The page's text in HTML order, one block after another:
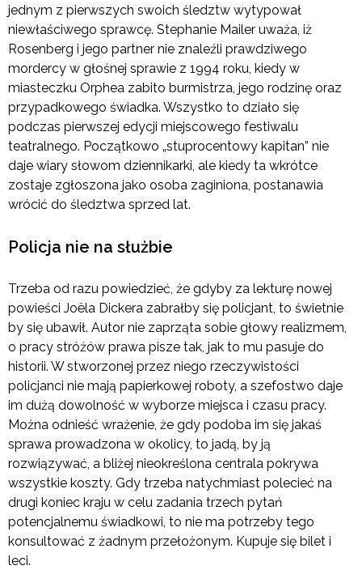
jednym z pierwszych swoich śledztw wytypował
niewłaściwego sprawcę. Stephanie Mailer uważa, iż
Rosenberg i jego partner nie znaleźli prawdziwego
mordercy w głośnej sprawie z 1994 roku, kiedy w
miasteczku Orphea zabito burmistrza, jego rodzinę oraz
przypadkowego świadka. Wszystko to działo się
podczas pierwszej edycji miejscowego festiwalu
teatralnego. Początkowo „stuprocentowy kapitan” nie
daje wiary słowom dziennikarki, ale kiedy ta wkrótce
zostaje zgłoszona jako osoba zaginiona, postanawia
wrócić do śledztwa sprzed lat.
Policja nie na służbie
Trzeba od razu powiedzieć, że gdyby za lekturę nowej
powieści Joëla Dickera zabrałby się policjant, to świetnie
by się ubawił. Autor nie zaprząta sobie głowy realizmem,
o pracy stróżów prawa pisze tak, jak to mu pasuje do
historii. W stworzonej przez niego rzeczywistości
policjanci nie mają papierkowej roboty, a szefostwo daje
im dużą dowolność w wyborze miejsca i czasu pracy.
Można odnieść wrażenie, że gdy podoba im się jakaś
sprawa prowadzona w okolicy, to jadą, by ją
rozwiązywać, a bliżej nieokreślona centrala pokrywa
wszystkie koszty. Gdy trzeba natychmiast polecieć na
drugi koniec kraju w celu zadania trzech pytań
potencjalnemu świadkowi, to nie ma potrzeby tego
konsultować z żadnym przełożonym. Kupuje się bilet i
leci.